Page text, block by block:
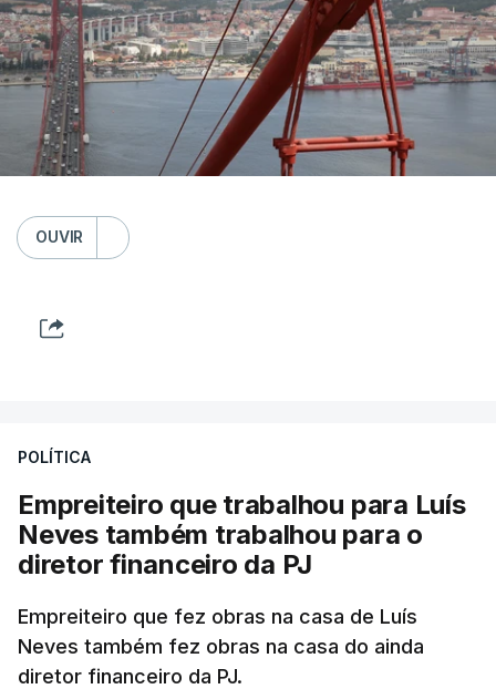
OUVIR
POLÍTICA
Empreiteiro que trabalhou para Luís
Neves também trabalhou para o
diretor financeiro da PJ
Empreiteiro que fez obras na casa de Luís
Neves também fez obras na casa do ainda
diretor financeiro da PJ.